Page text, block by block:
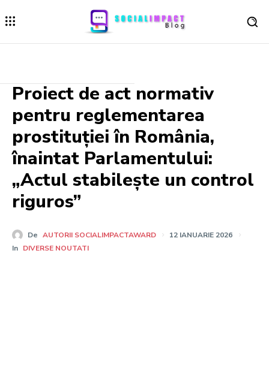
Proiect de act normativ
pentru reglementarea
prostituției în România,
înaintat Parlamentului:
„Actul stabilește un control
riguros”
De AUTORII SOCIALIMPACTAWARD
12 IANUARIE 2026
In DIVERSE NOUTATI